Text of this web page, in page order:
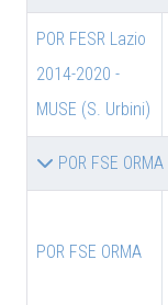
POR FESR Lazio
2014-2020 -
MUSE (S. Urbini)
POR FSE ORMA
POR FSE ORMA